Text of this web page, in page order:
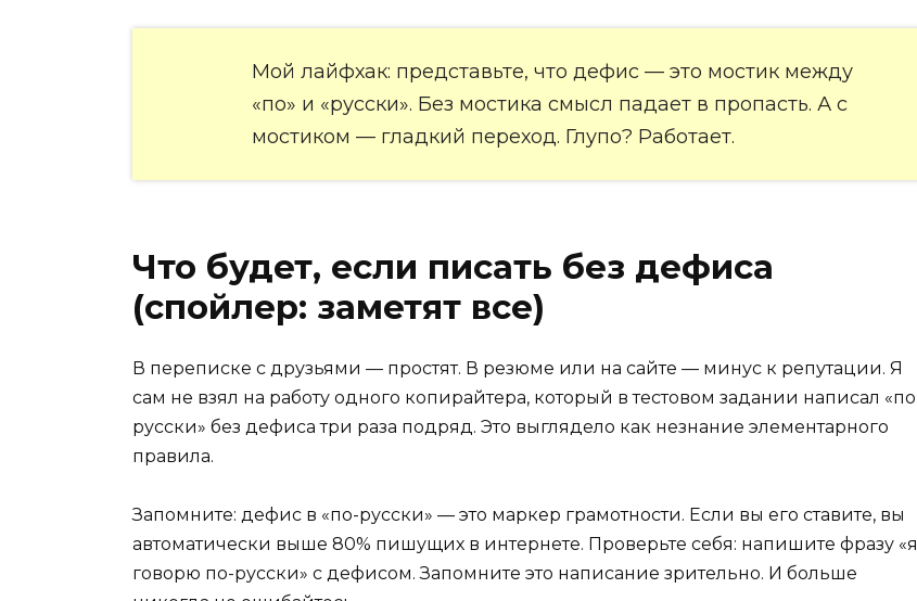
Мой лайфхак: представьте, что дефис — это мостик между
«по» и «русски». Без мостика смысл падает в пропасть. А с
мостиком — гладкий переход. Глупо? Работает.
Что будет, если писать без дефиса
(спойлер: заметят все)
В переписке с друзьями — простят. В резюме или на сайте — минус к репутации. Я
сам не взял на работу одного копирайтера, который в тестовом задании написал «по
русски» без дефиса три раза подряд. Это выглядело как незнание элементарного
правила.
Запомните: дефис в «по-русски» — это маркер грамотности. Если вы его ставите, вы
автоматически выше 80% пишущих в интернете. Проверьте себя: напишите фразу «я
говорю по-русски» с дефисом. Запомните это написание зрительно. И больше